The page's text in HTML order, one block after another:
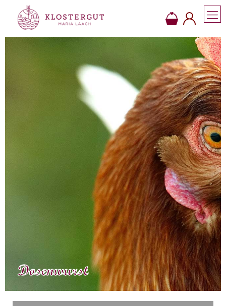
Dosenwurst